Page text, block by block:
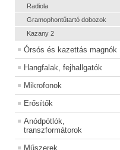
Radiola
Gramophontűtartó dobozok
Kazany 2
Órsós és kazettás magnók
Hangfalak, fejhallgatók
Mikrofonok
Erősítők
Anódpótlók,
transzformátorok
Műszerek